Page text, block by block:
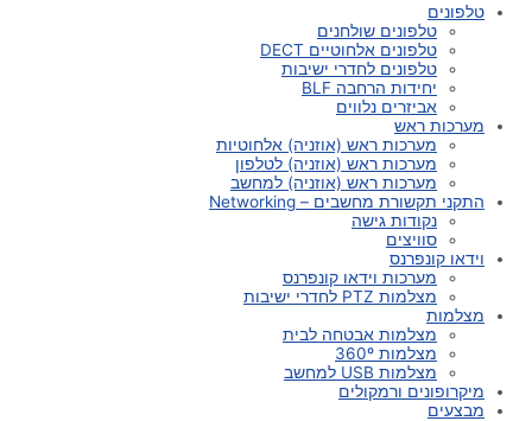
טלפונים
טלפונים שולחנים
טלפונים אלחוטיים DECT
טלפונים לחדרי ישיבות
יחידות הרחבה BLF
אביזרים נלווים
מערכות ראש
מערכות ראש (אוזניה) אלחוטיות
מערכות ראש (אוזניה) לטלפון
מערכות ראש (אוזניה) למחשב
התקני תקשורת מחשבים – Networking
נקודות גישה
סוויצים
וידאו קונפרנס
מערכות וידאו קונפרנס
מצלמות PTZ לחדרי ישיבות
מצלמות
מצלמות אבטחה לבית
מצלמות 360º
מצלמות USB למחשב
מיקרופונים ורמקולים
מבצעים